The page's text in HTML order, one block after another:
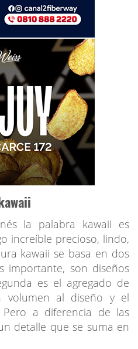
la palabra kawaii es
increíble precioso, lindo,
kawaii se basa en dos
importante, son diseños
es el agregado de
volumen al diseño y el
a diferencia de las
detalle que se suma en